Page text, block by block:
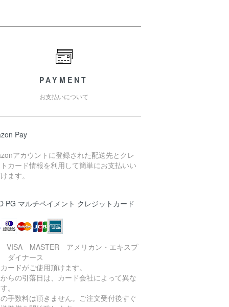
PAYMENT
お支払いについて
Pay
アカウントに登録された配送先とクレ
カード情報を利用して簡単にお支払いい
ます。
PG マルチペイメント クレジットカード
VISA MASTER アメリカン・エキスプ
ダイナース
ードがご使用頂けます。
らの引落日は、カード会社によって異な
。
手数料は頂きません。ご注文受付後すぐ